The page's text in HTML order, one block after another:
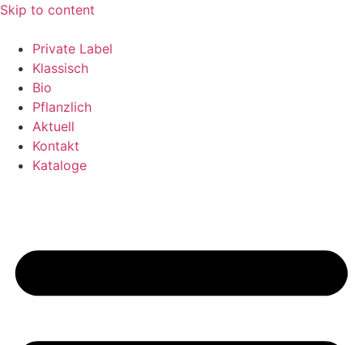
Skip to content
Private Label
Klassisch
Bio
Pflanzlich
Aktuell
Kontakt
Kataloge